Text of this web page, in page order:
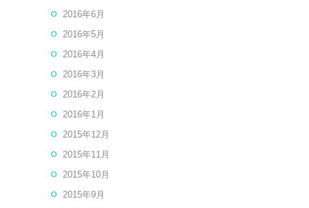
2016年6月
2016年5月
2016年4月
2016年3月
2016年2月
2016年1月
2015年12月
2015年11月
2015年10月
2015年9月